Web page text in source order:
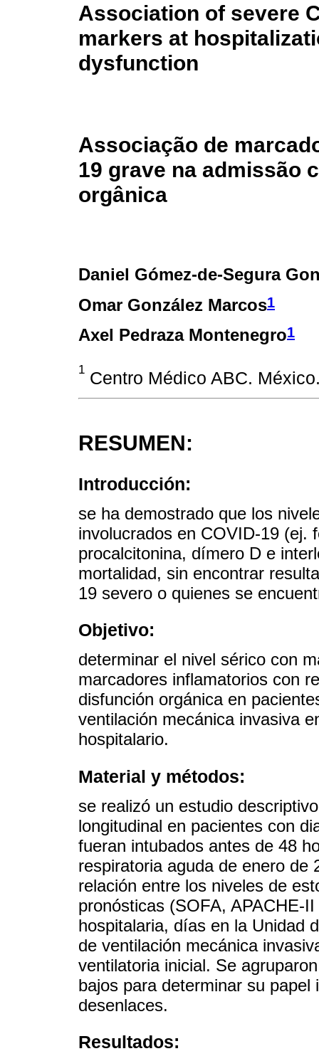
Association of severe
markers at
dysfunction
Associação de
19 grave na admissão
orgânica
Daniel Gómez-de-Segura
Omar González Marcos1
Axel Pedraza Montenegro1
1 Centro Médico ABC.
RESUMEN:
Introducción:
se ha demostrado que los
involucrados en COVID-19 (ej.
procalcitonina, dímero D e
mortalidad, sin encontrar
19 severo o quienes se
Objetivo:
determinar el nivel sérico con
marcadores inflamatorios con
disfunción orgánica en
ventilación mecánica invasiva
hospitalario.
Material y métodos:
se realizó un estudio
longitudinal en pacientes con
fueran intubados antes de 48
respiratoria aguda de enero de
relación entre los niveles de
pronósticas (SOFA, APACHE-
hospitalaria, días en la Unidad
de ventilación mecánica
ventilatoria inicial. Se
bajos para determinar su
desenlaces.
Resultados: